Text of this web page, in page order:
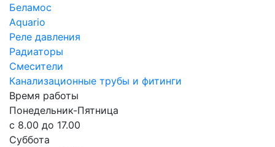
Беламос
Aquario
Реле давления
Радиаторы
Смесители
Канализационные трубы и фитинги
Время работы
Понедельник-Пятница
с 8.00 до 17.00
Суббота